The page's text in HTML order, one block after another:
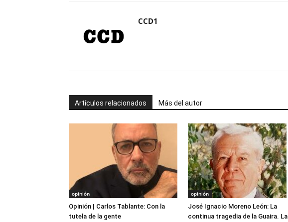
CCD1
Artículos relacionados Más del autor
opinión
Opinión | Carlos Tablante: Con la
tutela de la gente
opinión
José Ignacio Moreno León: La
continua tragedia de la Guaira. La